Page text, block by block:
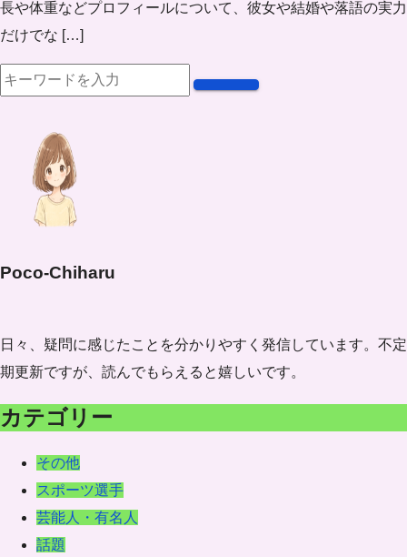
長や体重などプロフィールについて、彼女や結婚や落語の実力
だけでな […]
Poco-Chiharu
日々、疑問に感じたことを分かりやすく発信しています。不定
期更新ですが、読んでもらえると嬉しいです。
カテゴリー
その他
スポーツ選手
芸能人・有名人
話題